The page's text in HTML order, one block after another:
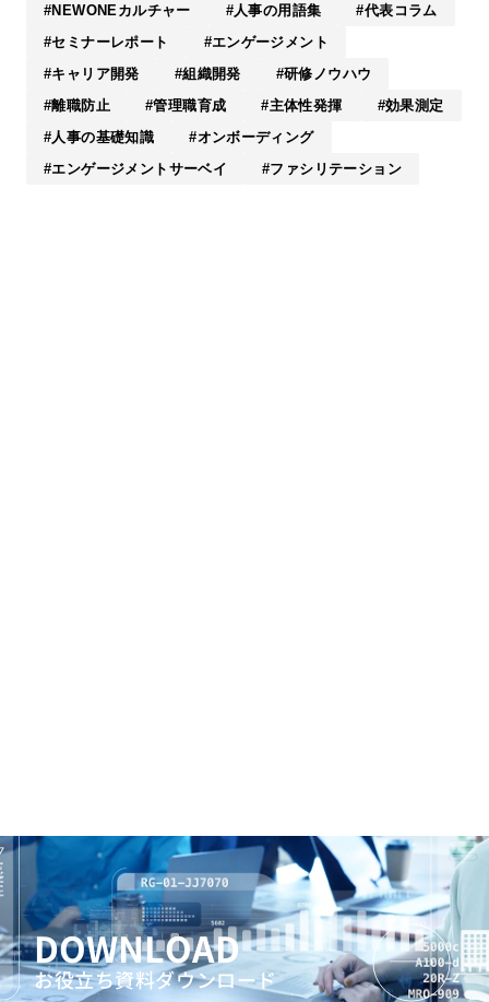
NEWONEカルチャー
人事の用語集
代表コラム
セミナーレポート
エンゲージメント
キャリア開発
組織開発
研修ノウハウ
離職防止
管理職育成 主体性発揮
効果測定
人事の基礎知識
オンボーディング
エンゲージメントサーベイ
ファシリテーション
DOWNLOAD
お役立ち資料ダウンロード